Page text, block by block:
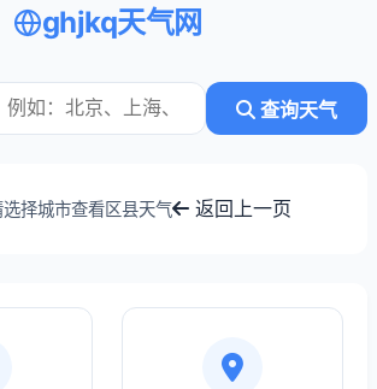
ghjkq天气网
查询天气
选择城市查看区县天气 返回上一页